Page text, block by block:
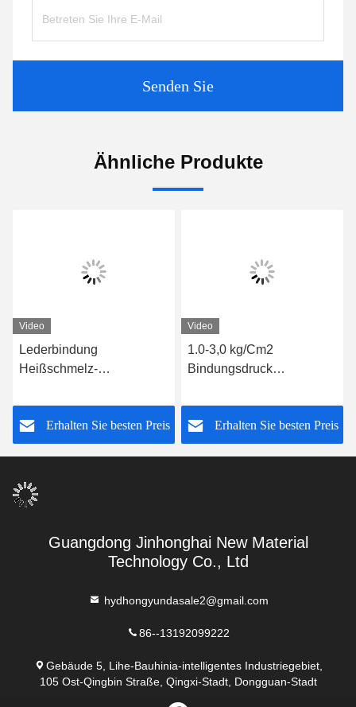
Senden Sie
Ähnliche Produkte
Video
Lederbindung
Heißschmelz-
Schnelle Einstellung
Erhalten Sie besten Preis
Video
1.0-3,0 kg/Cm2
Bindungsdruck
Waschentemperatur
Erhalten Sie besten Preis
Guangdong Jinhonghai New Material
Technology Co., Ltd
hydhongyundasale2@gmail.com
86--13192099222
Gebäude 5, Lihe-Bauhinia-intelligentes Industriegebiet,
105 Ost-Qingbin Straße, Qingxi-Stadt, Dongguan-Stadt